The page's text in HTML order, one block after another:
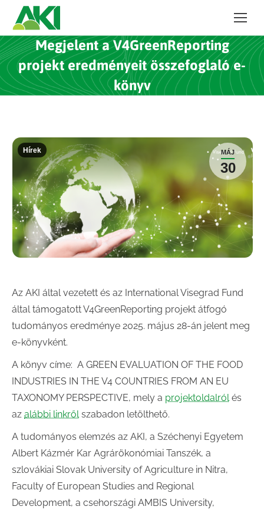
Megjelent a V4GreenReporting
projekt eredményeit összefoglaló e-
könyv
MÁJ
30
Hírek
Az AKI által vezetett és az International Visegrad Fund
által támogatott V4GreenReporting projekt átfogó
tudományos eredménye 2025. május 28-án jelent meg
e-könyvként.
A könyv címe: A GREEN EVALUATION OF THE FOOD
INDUSTRIES IN THE V4 COUNTRIES FROM AN EU
TAXONOMY PERSPECTIVE, mely a projektoldalrólés
az alábbi linkrőlszabadon letölthető.
A tudományos elemzés az AKI, a Széchenyi Egyetem
Albert Kázmér Kar Agrárökonómiai Tanszék, a
szlovákiai Slovak University of Agriculture in Nitra,
Faculty of European Studies and Regional
Development, a csehországi AMBIS University,